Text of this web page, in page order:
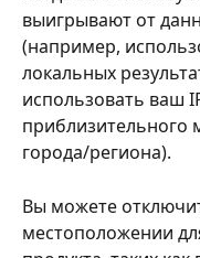
выигрывают от
(например,
локальных
использовать ваш
приблизительного
города/региона).
Вы можете
местоположении